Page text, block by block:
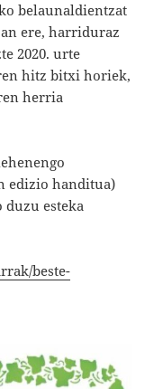
belaunaldientzat
ere, harriduraz
2020. urte
hitz bitxi horiek,
herria
edizio handitua)
duzu esteka
beste-